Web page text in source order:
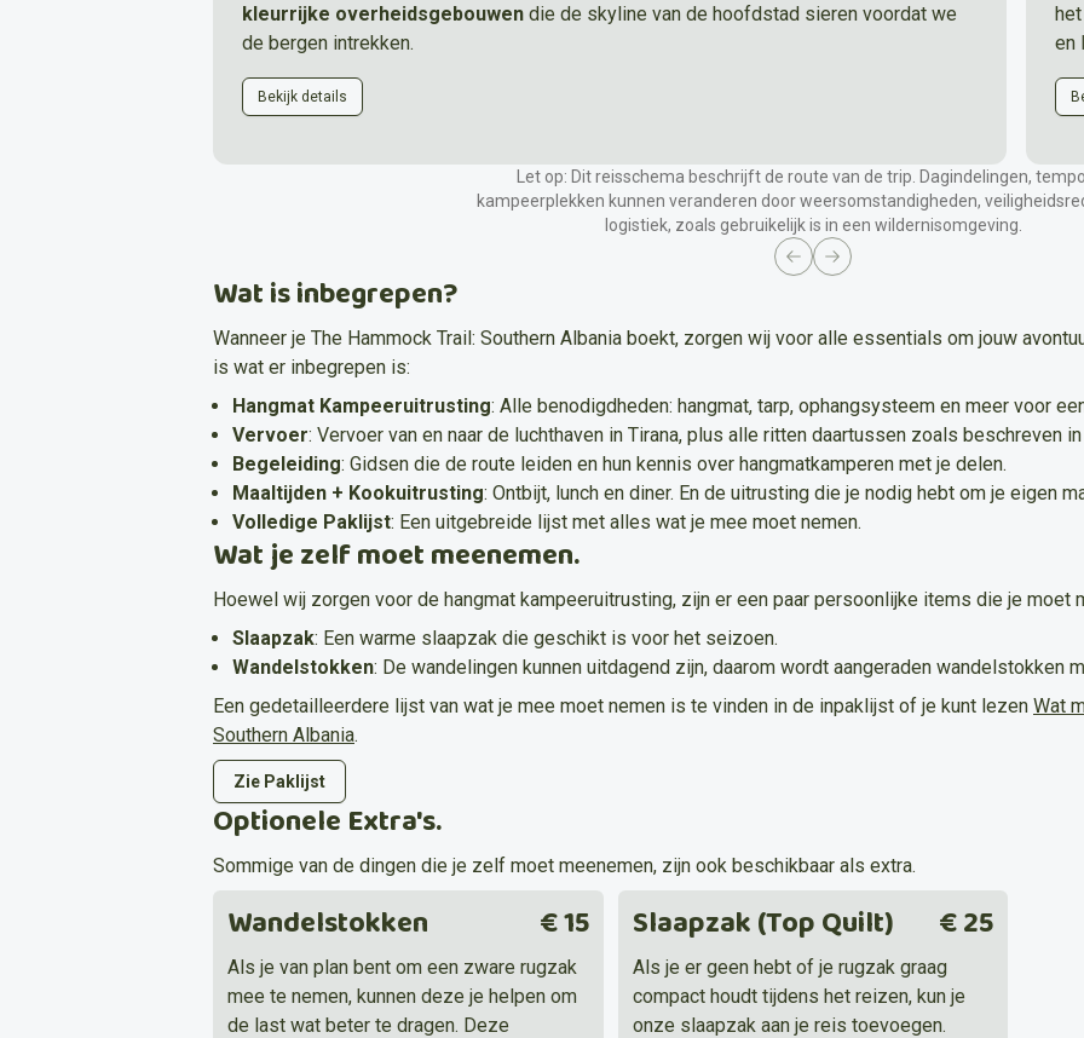
kleurrijke overheidsgebouwen die de skyline van de hoofdstad sieren voordat we
de bergen intrekken.
Bekijk details
Middag
Maak een korte wandeling door het
stadscentrum om dekleurrijke architectuur
te bewonderen. Verken hetSkanderbegplein
Maaltijden
Diner in het hotel of een lokaal restaurant. Gedeelde hotelkamer in Tirana.
het
en
Let op: Dit reisschema beschrijft de route van de trip. Dagindelingen,
kampeerplekken kunnen veranderen door weersomstandigheden,
logistiek, zoals gebruikelijk is in een wildernisomgeving.
Previous slide
Next slide
Wat is inbegrepen?
Wanneer je The Hammock Trail: Southern Albania boekt, zorgen wij voor alle essentials om jouw
is wat er inbegrepen is:
Hangmat Kampeeruitrusting: Alle benodigdheden: hangmat, tarp, ophangsysteem en meer voor
Vervoer: Vervoer van en naar de luchthaven in Tirana, plus alle ritten daartussen zoals beschreven
Begeleiding: Gidsen die de route leiden en hun kennis over hangmatkamperen met je delen.
Maaltijden + Kookuitrusting: Ontbijt, lunch en diner. En de uitrusting die je nodig hebt om je eigen
Volledige Paklijst: Een uitgebreide lijst met alles wat je mee moet nemen.
Wat je zelf moet meenemen.
Hoewel wij zorgen voor de hangmat kampeeruitrusting, zijn er een paar persoonlijke items die je moet
Slaapzak: Een warme slaapzak die geschikt is voor het seizoen.
Wandelstokken: De wandelingen kunnen uitdagend zijn, daarom wordt aangeraden wandelstokken
Een gedetailleerdere lijst van wat je mee moet nemen is te vinden in de inpaklijst of je kunt lezen Wat
Southern Albania.
Zie Paklijst
Optionele Extra's.
Sommige van de dingen die je zelf moet meenemen, zijn ook beschikbaar als extra.
Wandelstokken € 15
Als je van plan bent om een zware rugzak
mee te nemen, kunnen deze je helpen om
de last wat beter te dragen. Deze
Slaapzak (Top Quilt) € 25
Als je er geen hebt of je rugzak graag
compact houdt tijdens het reizen, kun je
onze slaapzak aan je reis toevoegen.